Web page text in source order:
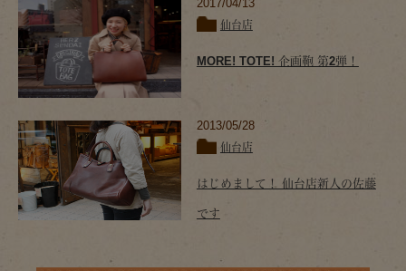
2017/04/13
仙台店
MORE! TOTE! 企画鞄 第2弾！
2013/05/28
仙台店
はじめまして！ 仙台店新人の佐藤
です